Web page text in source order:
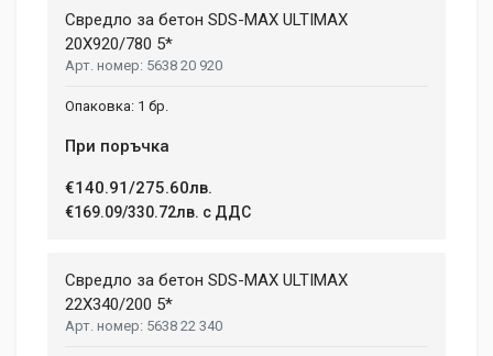
Свредло за бетон SDS-MAX ULTIMAX
20X920/780 5*
5638 20 920
1 бр.
При поръчка
€140.91/275.60лв.
€169.09/330.72лв. с ДДС
Свредло за бетон SDS-MAX ULTIMAX
22X340/200 5*
5638 22 340